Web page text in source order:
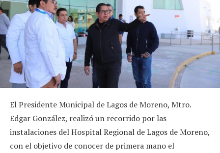
El Presidente Municipal de Lagos de Moreno, Mtro.
Edgar González, realizó un recorrido por las
instalaciones del Hospital Regional de Lagos de Moreno,
con el objetivo de conocer de primera mano el